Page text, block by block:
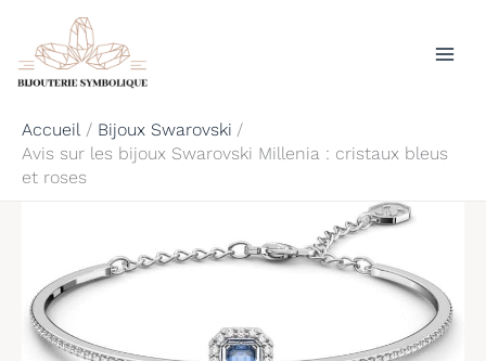
contenu
Accueil
Bijoux Swarovski
Avis sur les bijoux Swarovski Millenia : cristaux bleus
et roses
Rechercher